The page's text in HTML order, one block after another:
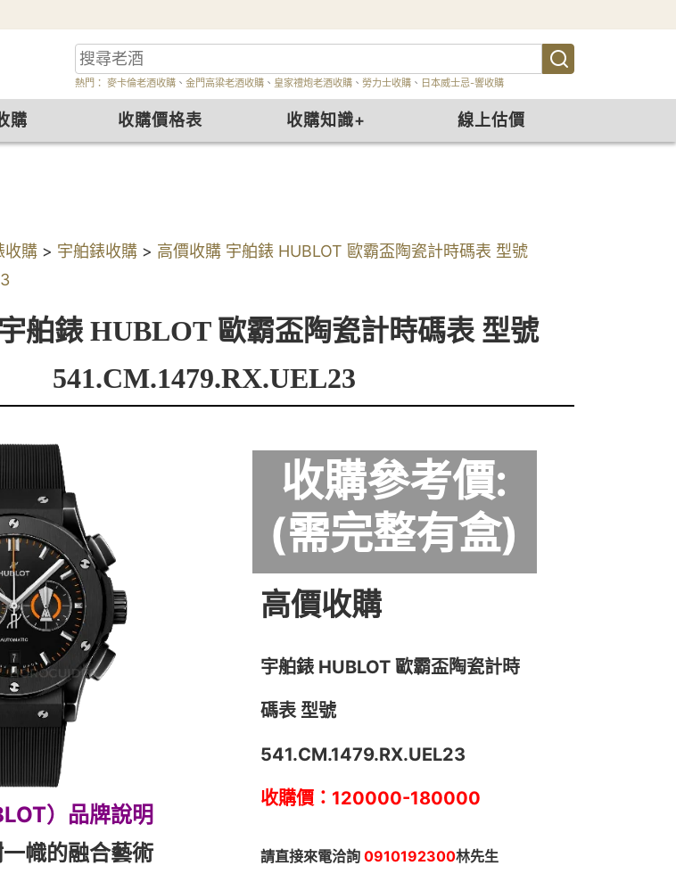
熱門： 麥卡倫老酒收購 、 金門高粱老酒收購 、 皇家禮炮老酒收購 、 勞力士收購 、 日本威士忌-響收購
購 收購價格表 收購知識+ 線上估價
收購 > 宇舶錶收購 > 高價收購 宇舶錶 HUBLOT 歐霸盃陶瓷計時碼表 型號
舶錶 HUBLOT 歐霸盃陶瓷計時碼表 型號
541.CM.1479.RX.UEL23
）品牌說明
幟的融合藝術
收購參考價:
(需完整有盒)
高價收購
宇舶錶 HUBLOT 歐霸盃陶瓷計時
碼表 型號
541.CM.1479.RX.UEL23
收購價：120000-180000
請直接來電洽詢 0910192300林先生